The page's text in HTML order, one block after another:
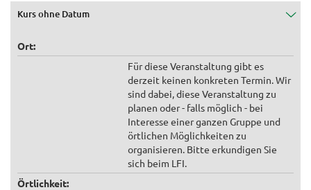
Kurs ohne Datum
Ort:
Für diese Veranstaltung gibt es
derzeit keinen konkreten Termin. Wir
sind dabei, diese Veranstaltung zu
planen oder - falls möglich - bei
Interesse einer ganzen Gruppe und
örtlichen Möglichkeiten zu
organisieren. Bitte erkundigen Sie
sich beim LFI.
Örtlichkeit: